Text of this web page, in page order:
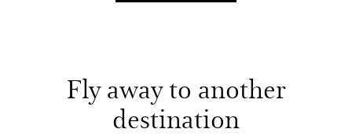
Fly away to another
destination